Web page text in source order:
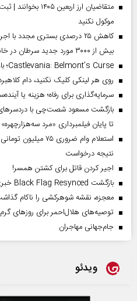
متقاضیان ارز
موکول نکنید
کاهش ۲۵ درصدی بستری مجدد
بیش از ۳۰۰۰ مورد جدید سرطان در خانواده بیماران
Castlevania: Belmont’s Curse؛ بازگشت باشکوه شکارچیان خون‌آشام
روی هر لینکی کلیک نکنید، دام
سرمایه‌گذاری برای رفاه؛ هزینه یا
بازگشت مسعود شصت‌چی با دردسر‌های
تا پایان فیلمبرداری «مرد سه‌هزارچهره»
استعلام وام ضروری
نتیجه درخواست
اجیر کردن قاتل برای کشتن همسر!
بازگشت Black Flag Resynced خبری جذاب برای دوستداران بازی
معجزه، نقشه شوهرکشی را ناکام
توصیه‌های هلال‌احمر برای روز‌های گرم
جام‌جهانی مهاجران
ویدئو